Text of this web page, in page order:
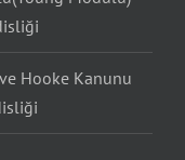
Hooke Kanunu